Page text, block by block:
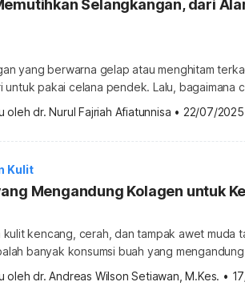
Selangkangan, dari
yang berwarna gelap atau menghitam
untuk pakai celana pendek. Lalu, bagaimana
yang aman? Cara memutihkan selangkangan
hitam umumnya disebabkan karena struktur
melanin berlebihan. Melanin adalah
dari celana […]
oleh dr. Nurul Fajriah Afiatunnisa • 22/07/2025
Kulit
Mengandung Kolagen untuk
kulit kencang, cerah, dan tampak awet muda
banyak konsumsi buah yang
produksi kolagen. Apa saja jenisnya?
zat pembentuk kolagen Sebenarnya, tidak
oleh dr. Andreas Wilson Setiawan, M.Kes. •